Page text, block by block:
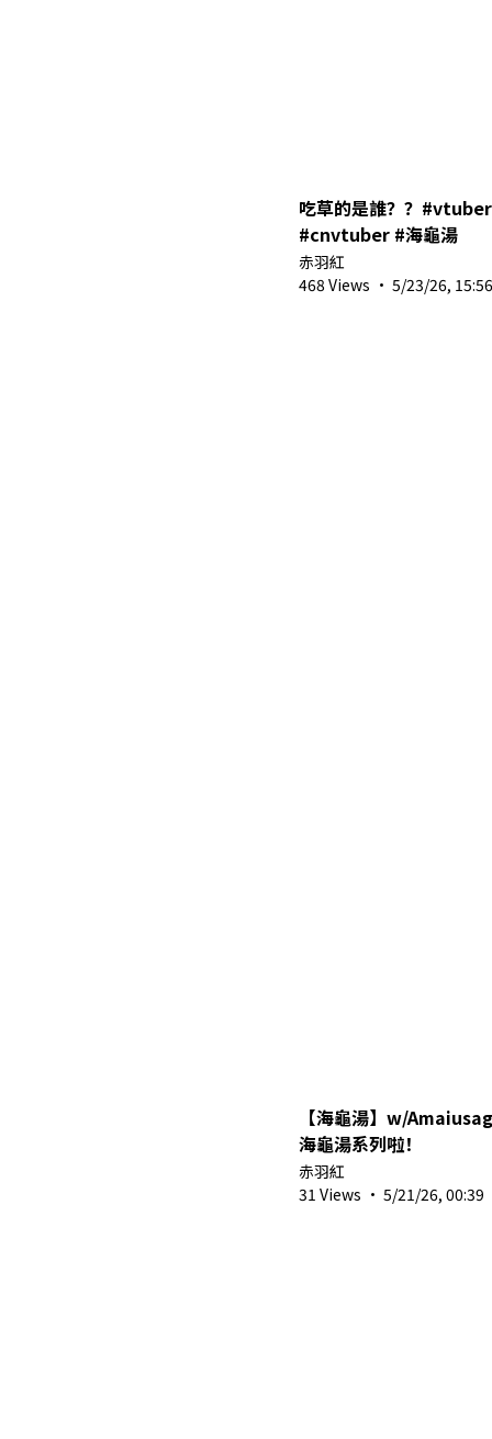
吃草的是誰？？
#cnvtuber #海龜湯
赤羽紅
468 Views · 5/23/26, 15:56
【海龜湯】w/
海龜湯系列啦！
赤羽紅
31 Views · 5/21/26, 00:39